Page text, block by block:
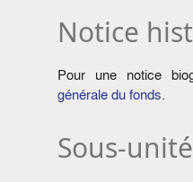
Notice
Pour une notice
générale du fonds.
Sous-